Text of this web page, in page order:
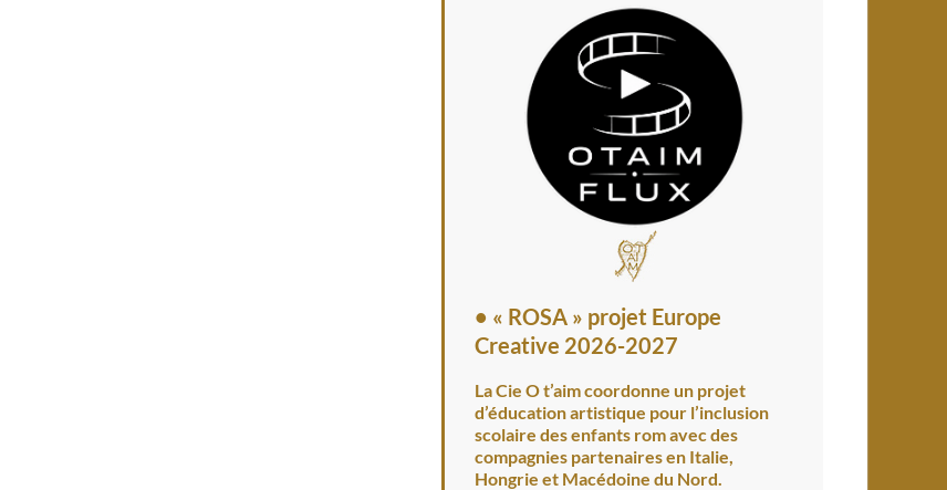
• « ROSA » projet Europe
Creative 2026-2027
La Cie O t’aim coordonne un projet
d’éducation artistique pour l’inclusion
scolaire des enfants rom avec des
compagnies partenaires en Italie,
Hongrie et Macédoine du Nord.